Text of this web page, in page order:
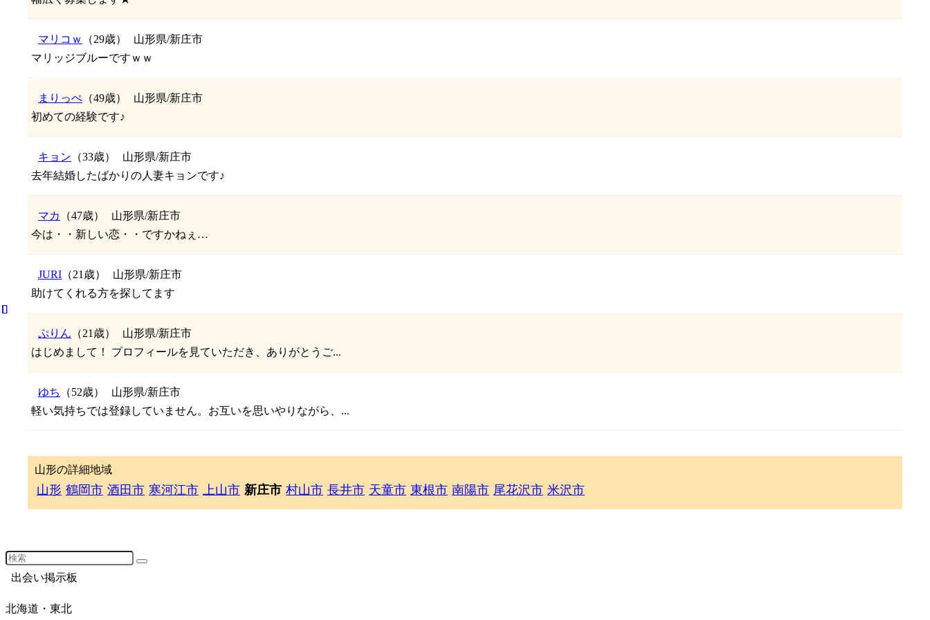
マリコｗ （29歳）
山形県/新庄市
マリッジブルーですｗｗ
まりっぺ （49歳）
山形県/新庄市
初めての経験です♪
キョン （33歳）
山形県/新庄市
去年結婚したばかりの人妻キョンです♪
マカ （47歳）
山形県/新庄市
今は・・新しい恋・・ですかねぇ…
JURI （21歳）
山形県/新庄市
助けてくれる方を探してます
ぷりん （21歳）
山形県/新庄市
はじめまして！ プロフィールを見ていただき、ありがとうご...
ゆち （52歳）
山形県/新庄市
軽い気持ちでは登録していません。お互いを思いやりながら、...
山形の詳細地域
山形 鶴岡市 酒田市 寒河江市 上山市 新庄市 村山市 長井市 天童市 東根市 南陽市 尾花沢市 米沢市
出会い掲示板
北海道・東北